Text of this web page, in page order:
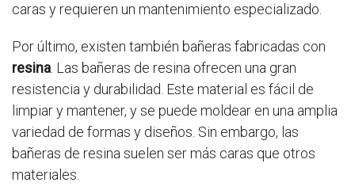
caras y requieren un mantenimiento especializado.
Por último, existen también bañeras fabricadas con
resina. Las bañeras de resina ofrecen una gran
resistencia y durabilidad. Este material es fácil de
limpiar y mantener, y se puede moldear en una amplia
variedad de formas y diseños. Sin embargo, las
bañeras de resina suelen ser más caras que otros
materiales.